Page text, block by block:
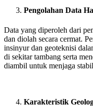
Pengolahan Data
Data yang diperoleh dari
dan diolah secara cermat.
insinyur dan geoteknisi
di sekitar tambang serta
diambil untuk menjaga
Karakteristik